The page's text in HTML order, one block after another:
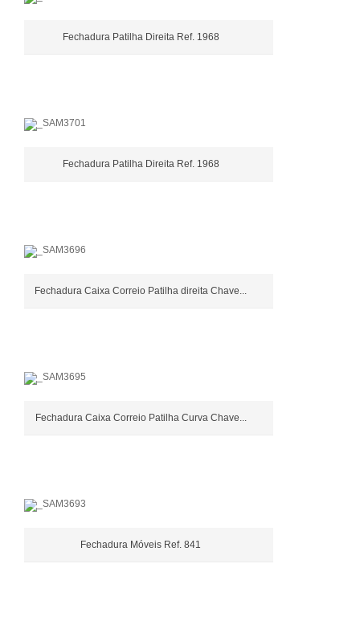
Fechadura Patilha Direita Ref. 1968
Fechadura Patilha Direita Ref. 1968
Fechadura Caixa Correio Patilha direita Chave...
Fechadura Caixa Correio Patilha Curva Chave...
Fechadura Móveis Ref. 841